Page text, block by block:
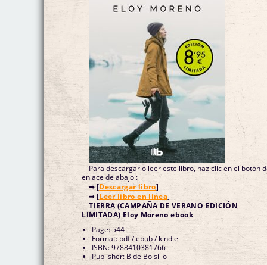
Para descargar o leer este libro, haz clic en el botón
enlace de abajo :
➡ [Descargar libro]
➡ [Leer libro en línea]
TIERRA (CAMPAÑA DE VERANO EDICIÓN
LIMITADA) Eloy Moreno ebook
Page: 544
Format: pdf / epub / kindle
ISBN: 9788410381766
Publisher: B de Bolsillo